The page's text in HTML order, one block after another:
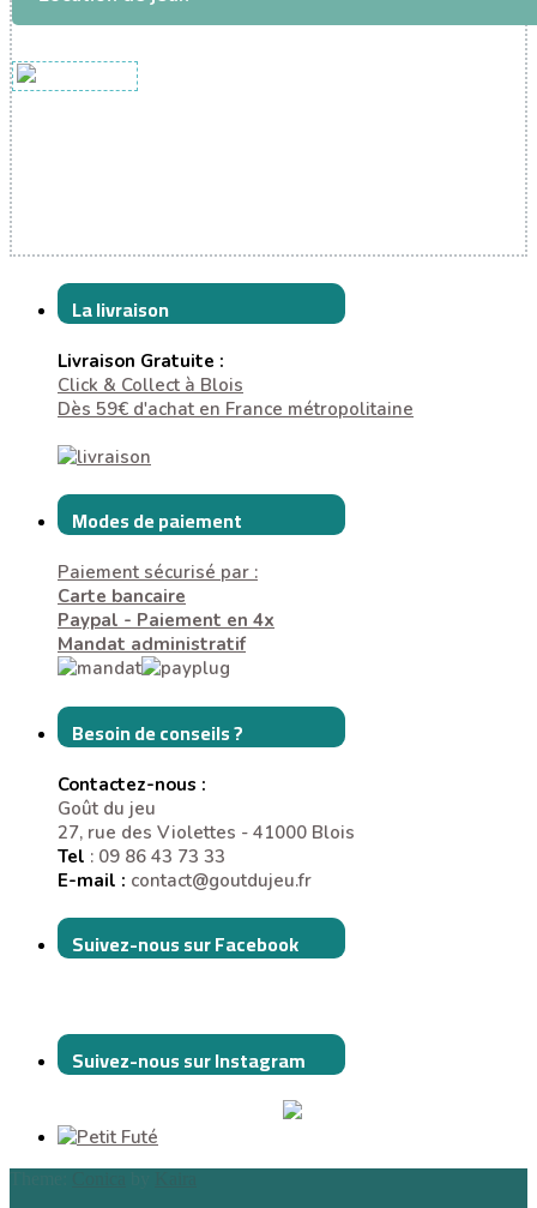
La livraison
Livraison Gratuite :
Click & Collect à Blois
Dès 59€ d'achat en France métropolitaine
Modes de paiement
Paiement sécurisé par :
Carte bancaire
Paypal - Paiement en 4x
Mandat administratif
Besoin de conseils ?
Contactez-nous :
Goût du jeu
27, rue des Violettes - 41000 Blois
Tel : 09 86 43 73 33
E-mail : contact@goutdujeu.fr
Suivez-nous sur Facebook
Suivez-nous sur Instagram